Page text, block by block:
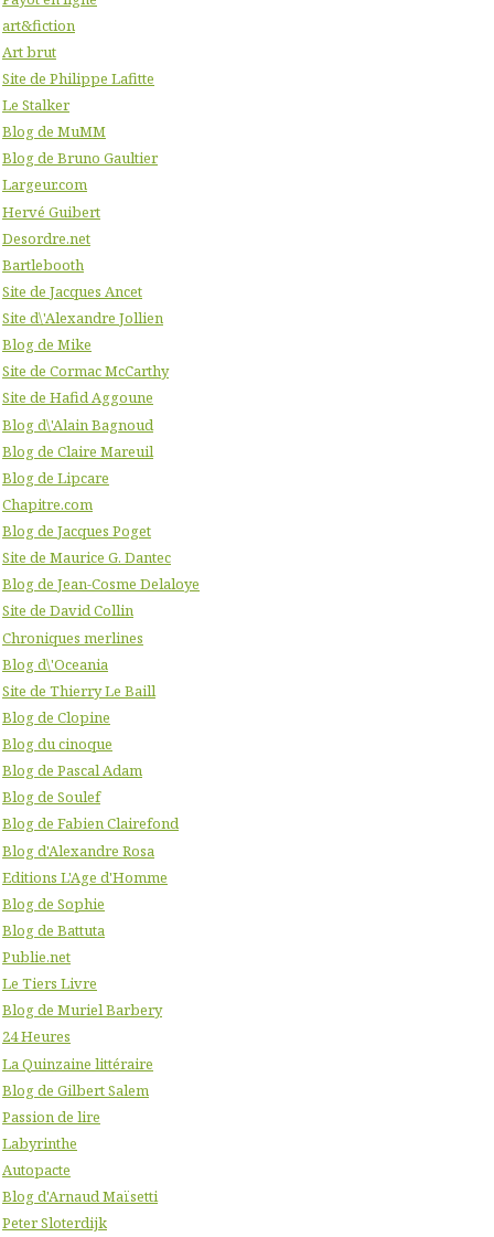
art&fiction
Art brut
Site de Philippe Lafitte
Le Stalker
Blog de MuMM
Blog de Bruno Gaultier
Largeur.com
Hervé Guibert
Desordre.net
Bartlebooth
Site de Jacques Ancet
Site d\'Alexandre Jollien
Blog de Mike
Site de Cormac McCarthy
Site de Hafid Aggoune
Blog d\'Alain Bagnoud
Blog de Claire Mareuil
Blog de Lipcare
Chapitre.com
Blog de Jacques Poget
Site de Maurice G. Dantec
Blog de Jean-Cosme Delaloye
Site de David Collin
Chroniques merlines
Blog d\'Oceania
Site de Thierry Le Baill
Blog de Clopine
Blog du cinoque
Blog de Pascal Adam
Blog de Soulef
Blog de Fabien Clairefond
Blog d'Alexandre Rosa
Editions L'Age d'Homme
Blog de Sophie
Blog de Battuta
Publie.net
Le Tiers Livre
Blog de Muriel Barbery
24 Heures
La Quinzaine littéraire
Blog de Gilbert Salem
Passion de lire
Labyrinthe
Autopacte
Blog d'Arnaud Maïsetti
Peter Sloterdijk